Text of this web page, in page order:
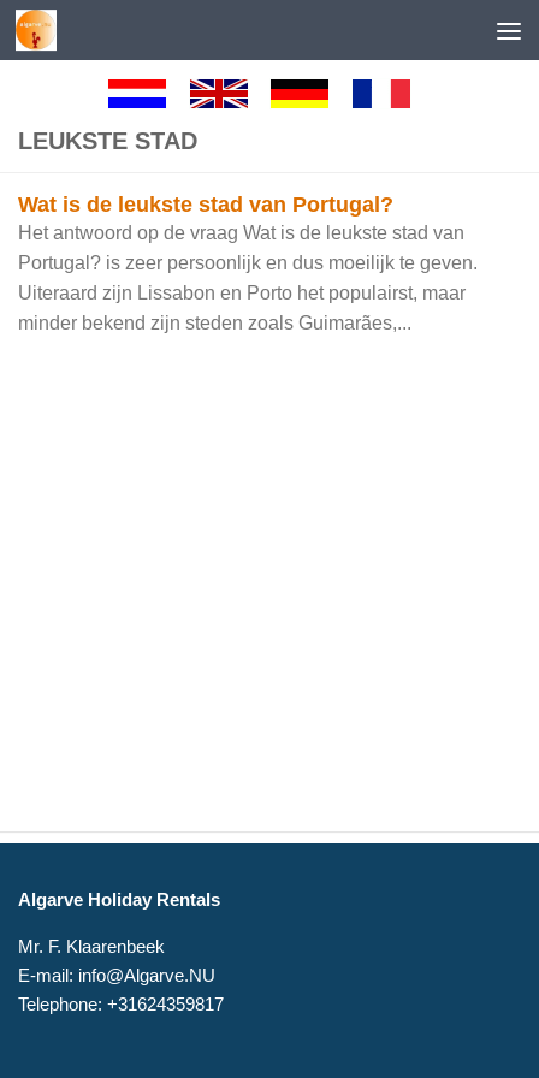
Skip to content
LEUKSTE STAD
Wat is de leukste stad van Portugal?
Het antwoord op de vraag Wat is de leukste stad van
Portugal? is zeer persoonlijk en dus moeilijk te geven.
Uiteraard zijn Lissabon en Porto het populairst, maar
minder bekend zijn steden zoals Guimarães,...
Algarve Holiday Rentals
Mr. F. Klaarenbeek
E-mail: info@Algarve.NU
Telephone: +31624359817